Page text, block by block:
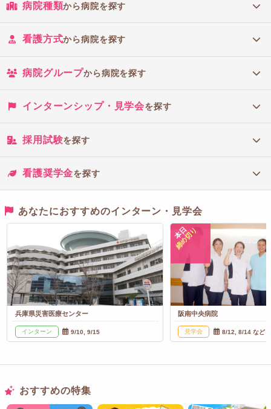
病院種類から病院を探す
看護方式から病院を探す
病院グループから病院を探す
インターンシップ・見学会を探す
採用試験を探す
看護奨学金を探す
あなたにおすすめのインターン・見学会
兵庫県災害医療センター
インターン 9/10, 9/15
本日
締め切り
阪南中央病院
見学会 8/12, 8/14 など
おすすめの特集